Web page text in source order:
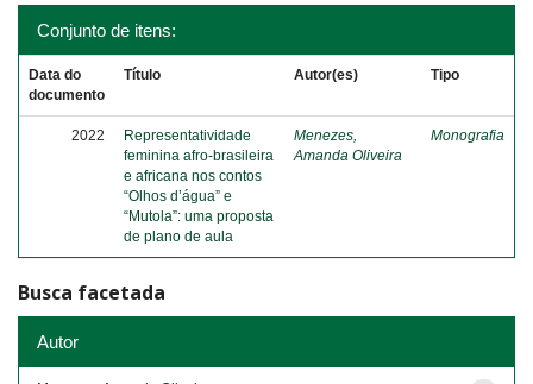
Conjunto de itens:
Data do
documento
Título Autor(es) Tipo
2022
Representatividade
feminina afro-brasileira
e africana nos contos
“Olhos d’água” e
“Mutola”: uma proposta
de plano de aula
Menezes,
Amanda Oliveira
Monografia
Busca facetada
Autor